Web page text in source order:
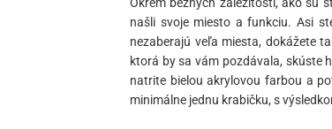
našli svoje miesto a funkciu. Asi
nezaberajú veľa miesta, dokážete
ktorá by sa vám pozdávala, skúste
natrite bielou akrylovou farbou a
minimálne jednu krabičku, s